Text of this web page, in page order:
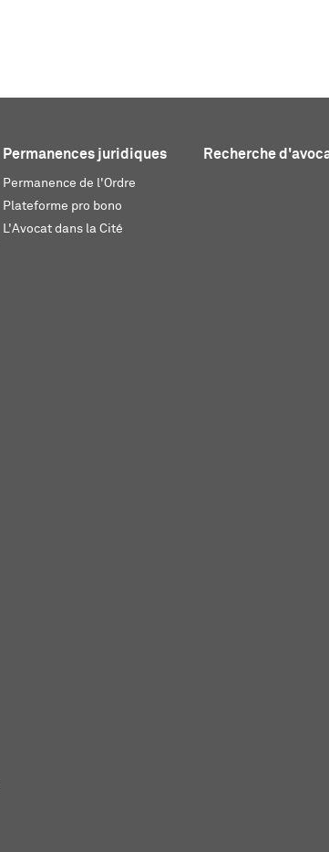
Permanences juridiques
Permanence de l'Ordre
Plateforme pro bono
L'Avocat dans la Cité
Recherche